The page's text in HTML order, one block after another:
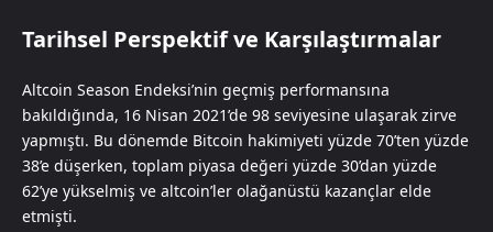
Tarihsel Perspektif ve Karşılaştırmalar
Altcoin Season Endeksi’nin geçmiş performansına
bakıldığında, 16 Nisan 2021’de 98 seviyesine ulaşarak zirve
yapmıştı. Bu dönemde Bitcoin hakimiyeti yüzde 70’ten yüzde
38’e düşerken, toplam piyasa değeri yüzde 30’dan yüzde
62’ye yükselmiş ve altcoin’ler olağanüstü kazançlar elde
etmişti.